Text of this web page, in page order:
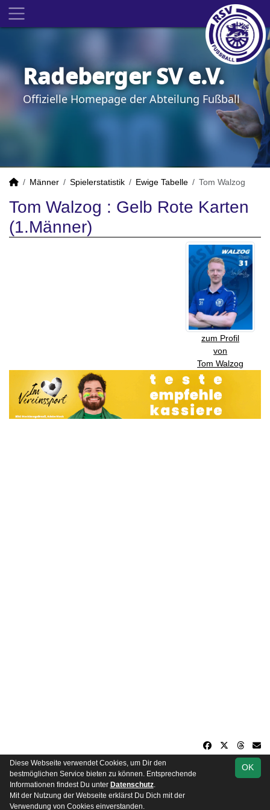
Radeberger SV e.V.
Offizielle Homepage der Abteilung Fußball
Männer Spielerstatistik Ewige Tabelle Tom Walzog
Tom Walzog : Gelb Rote Karten
(1.Männer)
zum Profil
von
Tom Walzog
soccero.de
© 2006 - 2026
Besucherstatistik Impressum Datenschutz
OK
Diese Webseite verwendet Cookies, um Dir den
bestmöglichen Service bieten zu können. Entsprechende
Informationen findest Du unter Datenschutz.
Mit der Nutzung der Webseite erklärst Du Dich mit der
Verwendung von Cookies einverstanden.